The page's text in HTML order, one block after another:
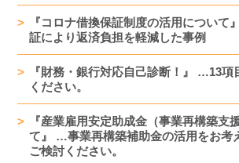
『コロナ借換保証制度の活用につい
証により返済負担を軽減した事例
『財務・銀行対応自己診断！』 …13項
ください。
『産業雇用安定助成金（事業再構築支
て』 …事業再構築補助金の活用をお考
ご検討ください。